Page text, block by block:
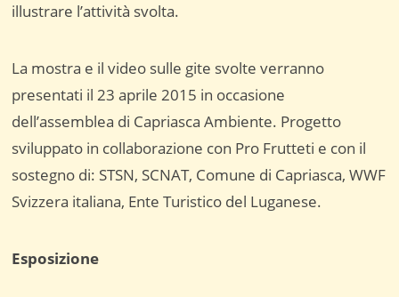
illustrare l’attività svolta.
La mostra e il video sulle gite svolte verranno
presentati il 23 aprile 2015 in occasione
dell’assemblea di Capriasca Ambiente. Progetto
sviluppato in collaborazione con Pro Frutteti e con il
sostegno di: STSN, SCNAT, Comune di Capriasca, WWF
Svizzera italiana, Ente Turistico del Luganese.
Esposizione